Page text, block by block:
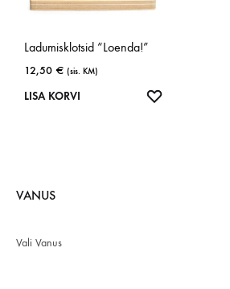
Ladumisklotsid “Loenda!”
12,50 € (sis. KM)
LISA KORVI
VANUS
Vali Vanus